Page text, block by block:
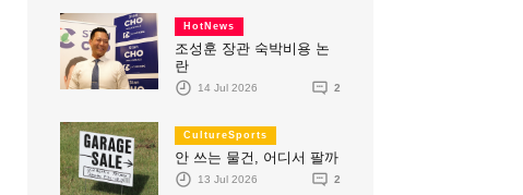
HotNews
조성훈 장관 숙박비용 논
란
14 Jul 2026 2
CultureSports
안 쓰는 물건, 어디서 팔까
13 Jul 2026 2